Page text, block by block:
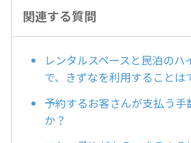
関連する質問
レンタルスペースと民泊のハ
で、きずなを利用することは
予約するお客さんが支払う手
か？